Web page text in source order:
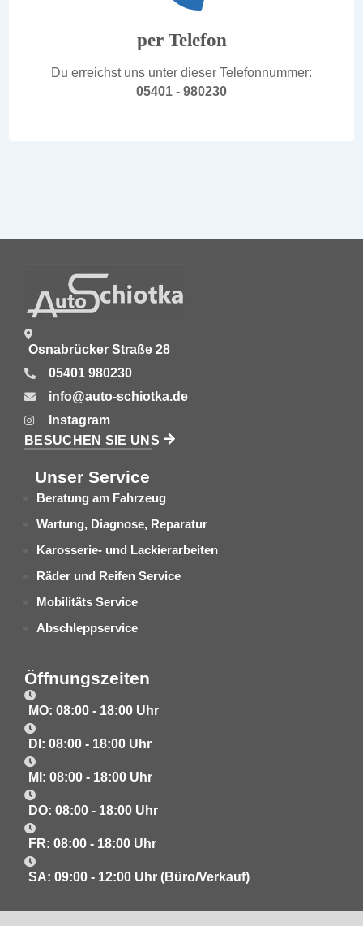
per Telefon
Du erreichst uns unter dieser Telefonnummer:
05401 - 980230
Osnabrücker Straße 28
05401 980230
info@auto-schiotka.de
Instagram
BESUCHEN SIE UNS
Unser Service
Beratung am Fahrzeug
Wartung, Diagnose, Reparatur
Karosserie- und Lackierarbeiten
Räder und Reifen Service
Mobilitäts Service
Abschleppservice
Öffnungszeiten
MO: 08:00 - 18:00 Uhr
DI: 08:00 - 18:00 Uhr
MI: 08:00 - 18:00 Uhr
DO: 08:00 - 18:00 Uhr
FR: 08:00 - 18:00 Uhr
SA: 09:00 - 12:00 Uhr (Büro/Verkauf)